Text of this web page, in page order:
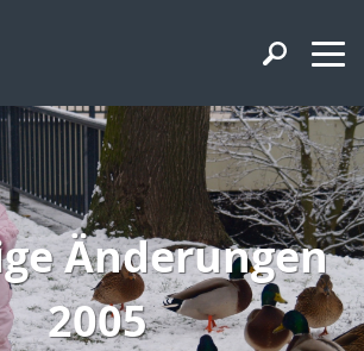
Änderungen
2005